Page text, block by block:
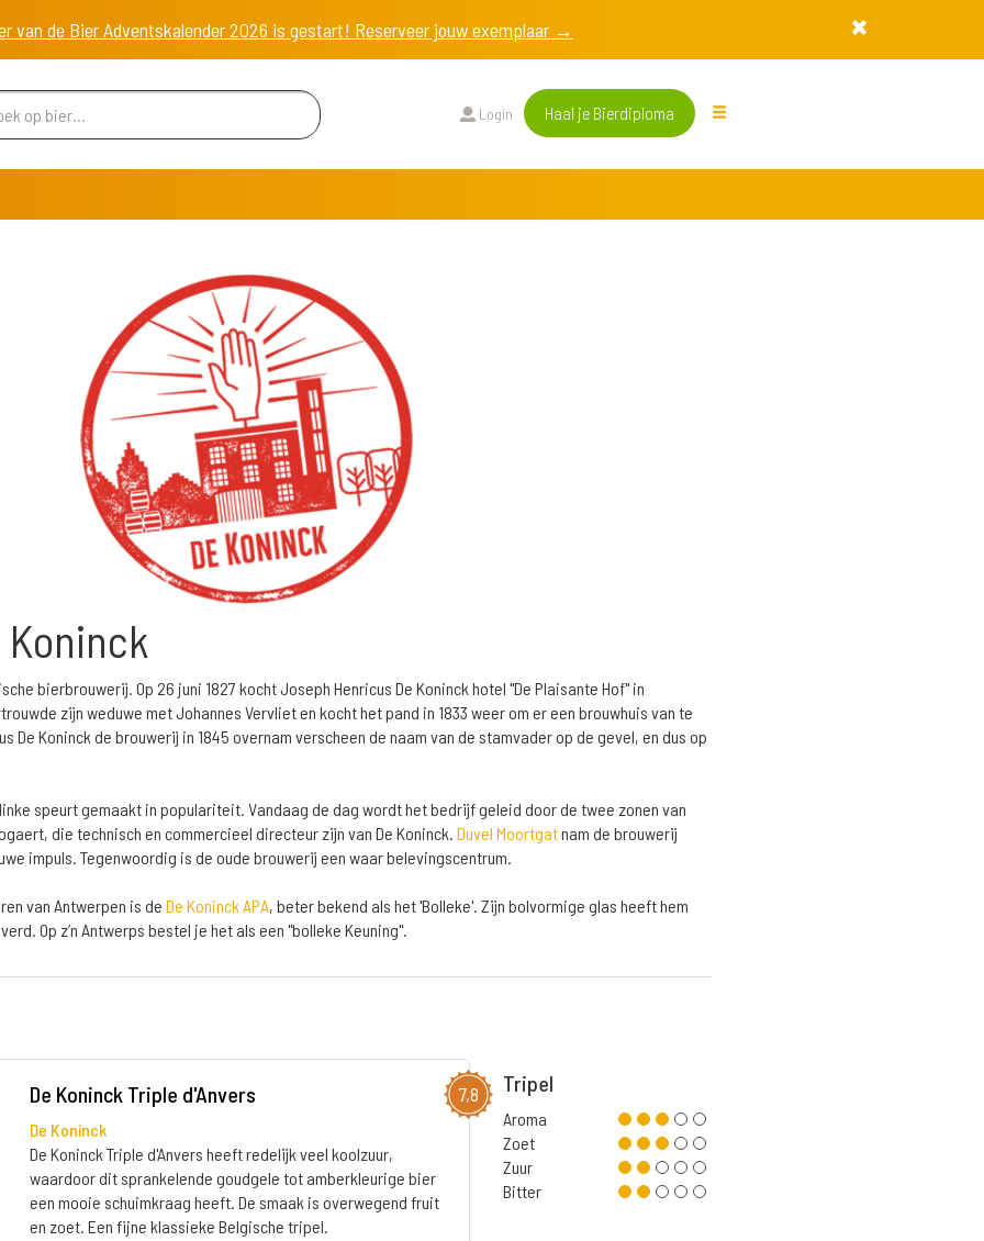
van de Bier Adventskalender 2026 is gestart! Reserveer jouw exemplaar →
Login Haal je Bierdiploma
bierbrouwerij. Op 26 juni 1827 kocht Joseph Henricus De Koninck hotel "De Plaisante Hof" in
zijn weduwe met Johannes Vervliet en kocht het pand in 1833 weer om er een brouwhuis van te
De Koninck de brouwerij in 1845 overnam verscheen de naam van de stamvader op de gevel, en dus op
speurt gemaakt in populariteit. Vandaag de dag wordt het bedrijf geleid door de twee zonen van
die technisch en commercieel directeur zijn van De Koninck.Duvel Moortgatnam de brouwerij
impuls. Tegenwoordig is de oude brouwerij een waar belevingscentrum.
van Antwerpen is deDe Koninck APA, beter bekend als het 'Bolleke'. Zijn bolvormige glas heeft hem
Op z’n Antwerps bestel je het als een "bolleke Keuning".
7,8
De Koninck Triple d'Anvers
De Koninck
De Koninck Triple d'Anvers heeft redelijk veel koolzuur,
waardoor dit sprankelende goudgele tot amberkleurige bier
een mooie schuimkraag heeft. De smaak is overwegend fruit
en zoet. Een fijne klassieke Belgische tripel.
Tripel
Aroma
Zoet
Zuur
Bitter